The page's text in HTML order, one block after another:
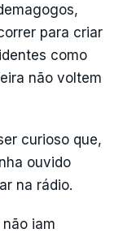
para criar
como
não voltem
curioso que,
ouvido
na rádio.
iam